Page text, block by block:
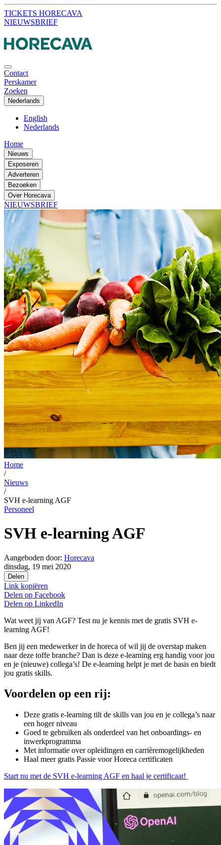
TICKETS HORECAVA
NIEUWSBRIEF
Contact
Perskamer
Zoeken
Nederlands
English
Nederlands
Home
Nieuws
Exposeren
Adverteren
Bezoeken
Over Horecava
NIEUWSBRIEF
Home
/
Nieuws
/
SVH e-learning AGF
Personeel
SVH e-learning AGF
Aangeboden door: Horecava
dinsdag, 19 mei 2020
Delen
Link kopiëren
Delen op Facebook
Delen op LinkedIn
Wat weet jij van AGF? Test nu je kennis met de gratis SVH e-
learning AGF!
Ben jij een medewerker in de horeca of wil jij de overstap maken
naar deze toffe branche? Dan is deze e-learning erg handig voor jou
en je (nieuwe) collega’s! De e-learning helpt je met de basis en biedt
jou gratis skills.
Voordelen op een rij:
Deze gratis e-learning tilt de skills van jou en je collega’s naar
een hoger niveau
Goed te gebruiken als onderdeel van het onboardings- en
inwerkprogramma
Met informatie over opleidingen en carrièremogelijkheden
Haal meer gratis Passie voor Horeca certificaten
Start nu met de SVH e-learning AGF en haal je certificaat!